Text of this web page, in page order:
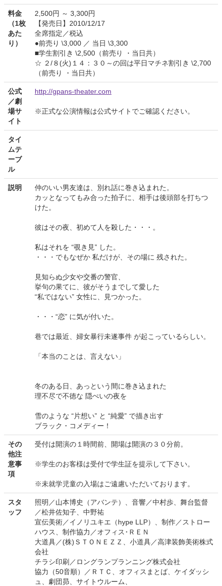
料金
（1枚
あた
り）
2,500円 ～ 3,300円
【発売日】2010/12/17
全席指定／税込
●前売り \3,000 ／ 当日 \3,300
■学生割引き \2,500（前売り ・当日共）
☆ ２/８(火)１４：３０～の回は平日マチネ割引き \2,700
（前売り ・当日共）
公式
／劇
場サ
イト
http://gpans-theater.com
※正式な公演情報は公式サイトでご確認ください。
タイ
ムテ
ーブ
ル
説明
仲のいい男友達は、別れ話に巻き込まれた。
カッとなってもみ合った拍子に、相手は後頭部を打ちつ
けた。
彼はその夜、初めて人を殺した・・・。
私はそれを “覗き見” した。
・・・でもなぜか 私だけが、その場に 残された。
見知らぬ少女や交番の警官、
挙句の果てに、彼がそうまでして愛した
“私ではない” 女性に、見つかった。
・・・“恋” に気が付いた。
巷では最近、婦女暴行未遂事件 が起こっているらしい。
「本当のことは、言えない」
冬のある日、あっという間に巻き込まれた
理不尽で不徳な 隠ぺいの夜を
雪のような “片想い” と “純愛” で描き出す
ブラック・コメディー！
その
他注
意事
項
受付は開演の１時間前、開場は開演の３０分前。
※学生のお客様は受付で学生証を提示して下さい。
※未就学児童の入場はご遠慮いただいております。
スタ
ッフ
照明／山本博史（アバンテ）、音響／中村歩、舞台監督
／松井佐知子、中野祐
宣伝美術／イノリユキエ（hype LLP）、制作／ストロー
ハウス、制作協力／オフィス･ＲＥＮ
大道具／(株)ＳＴＯＮＥＺＺ、小道具／高津装飾美術株式
会社
チラシ印刷／ロングランプランニング株式会社
協力（50音順）／ＲＴＣ、オフィスまとば、ケイダッシ
ュ、劇団昴、サイトウルーム、